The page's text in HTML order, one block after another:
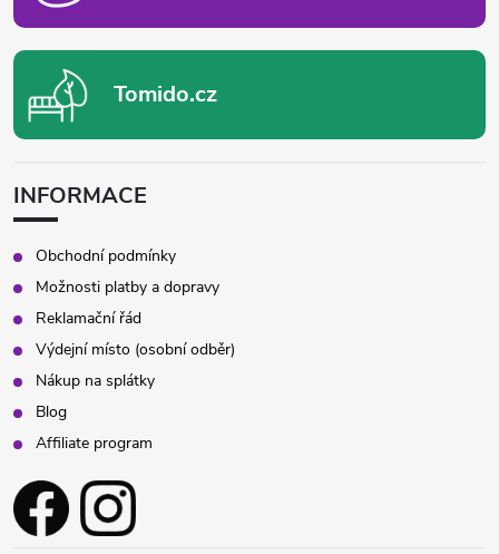
Tomido.cz
INFORMACE
Obchodní podmínky
Možnosti platby a dopravy
Reklamační řád
Výdejní místo (osobní odběr)
Nákup na splátky
Blog
Affiliate program